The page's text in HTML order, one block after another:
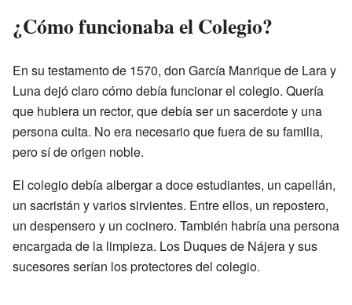
¿Cómo funcionaba el Colegio?
En su testamento de 1570, don García Manrique de Lara y
Luna dejó claro cómo debía funcionar el colegio. Quería
que hubiera un rector, que debía ser un sacerdote y una
persona culta. No era necesario que fuera de su familia,
pero sí de origen noble.
El colegio debía albergar a doce estudiantes, un capellán,
un sacristán y varios sirvientes. Entre ellos, un repostero,
un despensero y un cocinero. También habría una persona
encargada de la limpieza. Los Duques de Nájera y sus
sucesores serían los protectores del colegio.